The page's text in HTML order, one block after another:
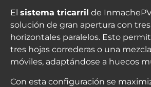
El sistema tricarril de
solución de gran apertura con
horizontales paralelos. Esto
tres hojas correderas o una
móviles, adaptándose a huecos
Con esta configuración se